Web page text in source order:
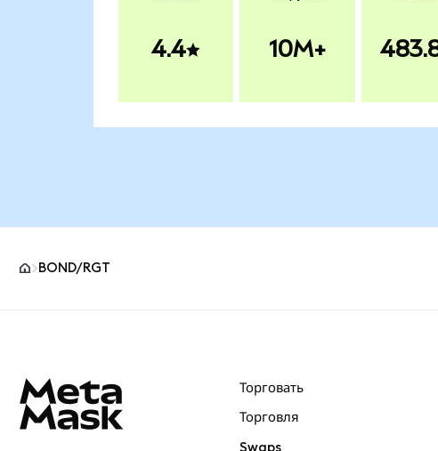
4.4 10M+
BOND/RGT
Торговать
Торговля
Swaps